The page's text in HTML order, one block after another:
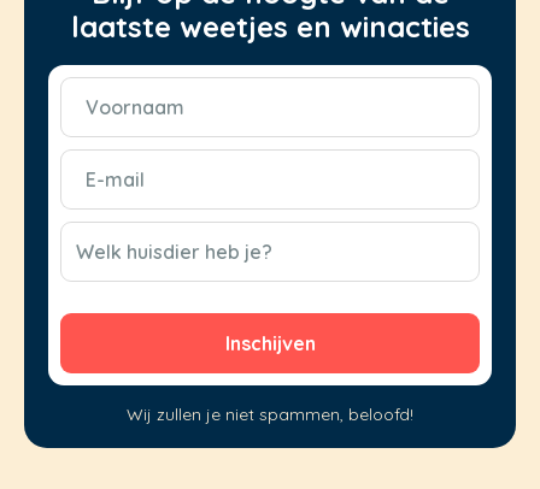
laatste weetjes en winacties
Voornaam
(Vereist)
E-
mail
(Vereist)
CAPTCHA
Welk huisdier heb je?
Wij zullen je niet spammen, beloofd!